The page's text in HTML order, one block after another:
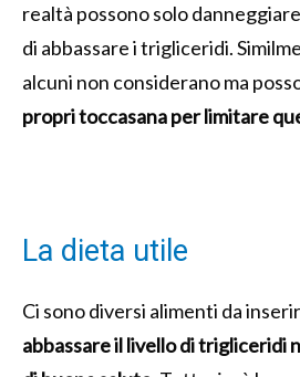
realtà possono solo
di abbassare i trigliceridi.
alcuni non considerano ma
propri toccasana per limitare
La dieta utile
Ci sono diversi alimenti da
abbassare il livello di trigliceridi